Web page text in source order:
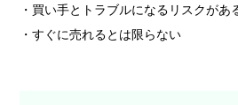
・買い手とトラブルになるリスクがあ
・すぐに売れるとは限らない